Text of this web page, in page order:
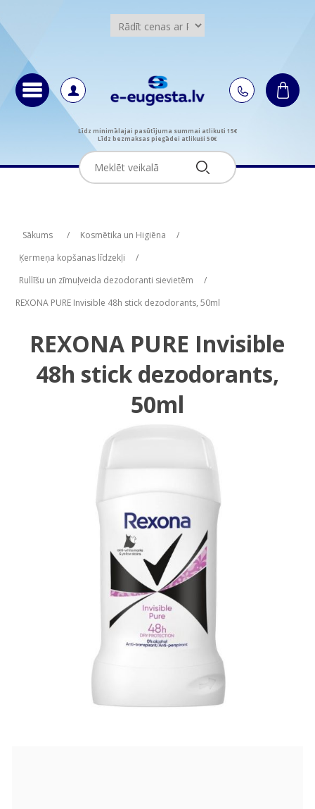
Līdz minimālajai pasūtījuma summai atlikuši 15€
Līdz bezmaksas piegādei atlikuši 50€
Sākums / Kosmētika un Higiēna
/
Ķermeņa kopšanas līdzekļi
/
Rullīšu un zīmuļveida dezodoranti sievietēm
/
REXONA PURE Invisible 48h stick dezodorants, 50ml
REXONA PURE Invisible
48h stick dezodorants,
50ml